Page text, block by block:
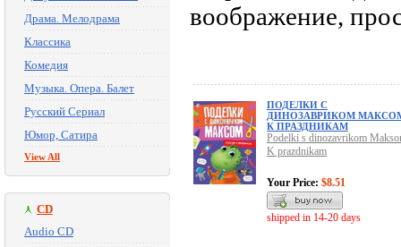
Драма. Мелодрама
Классика
Комедия
Музыка. Опера. Балет
Русский Сериал
Юмор, Сатира
View All
CD
Audio CD
воображение,
ПОДЕЛКИ С
ДИНОЗАВРИКОМ
К ПРАЗДНИКАМ
Podelki s dinozavrikom
K prazdnikam
Your Price: $8.51
shipped in 14-20 days